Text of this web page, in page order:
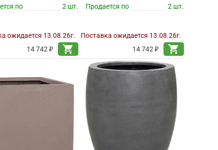
по
2 шт.
ожидается 13.08.26г.
14 742 ₽
shopping_cart
Продается по
2 шт.
Поставка ожидается 13.08.26г.
14 742 ₽
shopping_cart